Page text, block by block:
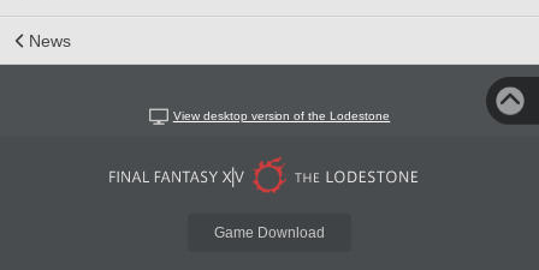
News
View desktop version of the Lodestone
Game Download